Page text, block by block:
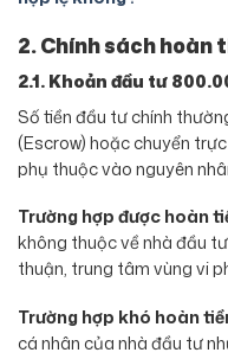
2. Chính sách hoàn
2.1. Khoản đầu tư
Số tiền đầu tư chính
(Escrow) hoặc chuyển
phụ thuộc vào nguyên
Trường hợp được hoàn
không thuộc về nhà đầu
thuận, trung tâm vùng vi
Trường hợp khó hoàn
cá nhân của nhà đầu tư